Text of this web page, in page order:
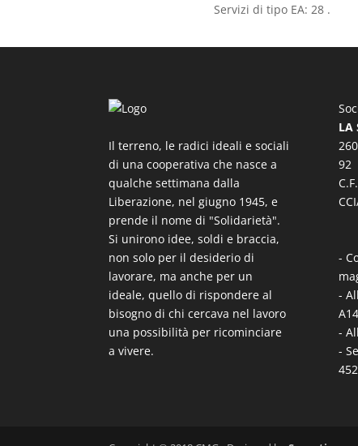
Servizi di tipo EA: 28 .
Il terreno, le radici ideali e sociali
di una cooperativa che nasce a
qualche settimana dalla
Liberazione, nel giugno 1945, e
prende il nome di "Solidarietà".
Si unirono idee, soldi e braccia,
non solo per il desiderio di
lavorare, ma anche per un
ideale, quello di rispondere al
bisogno di chi cercava nel lavoro
una possibilità per ricominciare
a vivere.
LA
92
-
-
-
-